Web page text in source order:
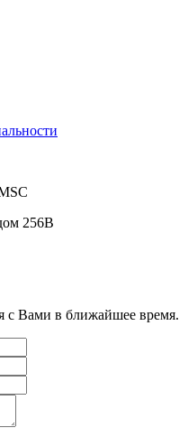
256В
с Вами в ближайшее время.